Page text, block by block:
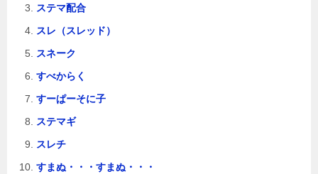
ステマ配合
スレ（スレッド）
スネーク
すべからく
すーぱーそに子
ステマギ
スレチ
すまぬ・・・すまぬ・・・